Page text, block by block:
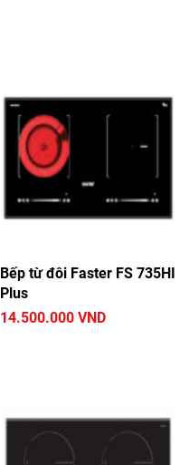
Bếp từ đôi Faster FS 735HI
Plus
14.500.000 VND